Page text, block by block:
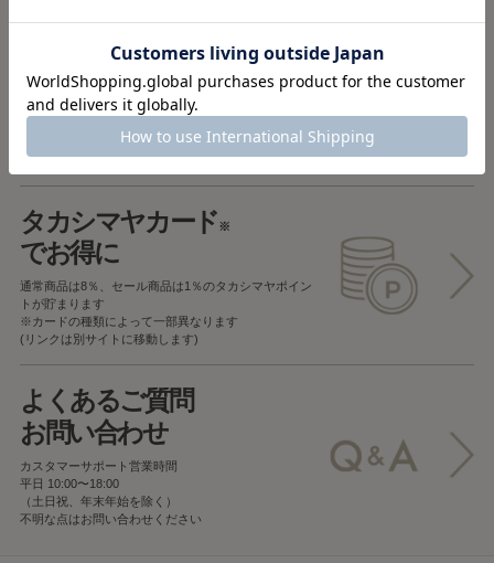
返品OK
一部商品を除き、
お届け後7日以内の場合
返品することが可能です
タカシマヤカード※
でお得に
通常商品は8％、セール商品は1％のタカシマヤポイン
トが貯まります
※カードの種類によって一部異なります
(リンクは別サイトに移動します)
よくあるご質問
お問い合わせ
カスタマーサポート営業時間
平日 10:00〜18:00
（土日祝、年末年始を除く）
不明な点はお問い合わせください